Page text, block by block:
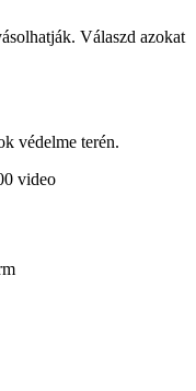
Válaszd azokat
védelme terén.
video